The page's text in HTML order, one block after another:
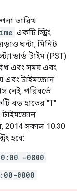
তারিখ
একটি স্ট্রিং
ঘন্টা, মিনিট
টাইম (PST)
এবং সময় এবং
এবং টাইমজোন
নেই, পরিবর্তে
বড় হাতের "T"
টাইমজোন
2014 সকাল 10:30
হবে:
-0800
0800